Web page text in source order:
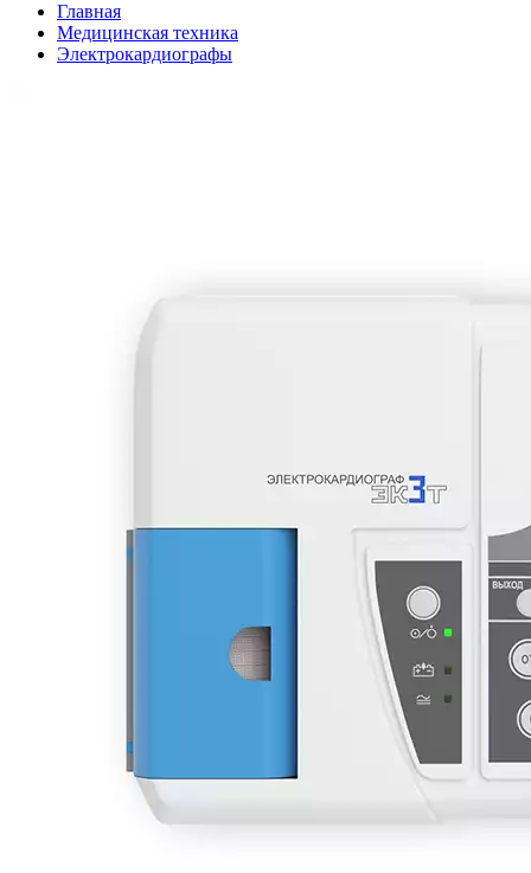
Главная
Медицинская техника
Электрокардиографы